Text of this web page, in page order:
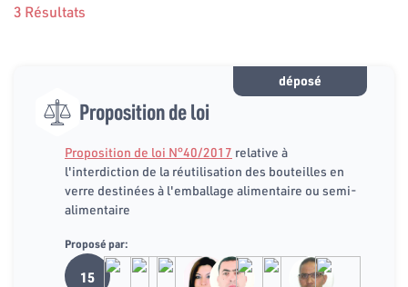
3 Résultats
déposé
Proposition de loi
Proposition de loi N°40/2017 relative à
l'interdiction de la réutilisation des bouteilles en
verre destinées à l'emballage alimentaire ou semi-
alimentaire
Proposé par:
15